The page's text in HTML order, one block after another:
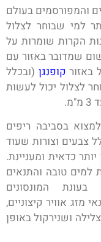
והמפורסמים בעולם
למי שבוחר לצלול
הקרות שומרות על
משום שמדובר באזור עם
באזור קופנגן (ובכלל
לצלול יכול לעשות
בסביבה ריפים
צבעים וצורות שעוד
כדאית ומעניינת.
למים טובה והתנאים
המונסונים
מזג אוויר קיצוניים,
ושנירקול באופן